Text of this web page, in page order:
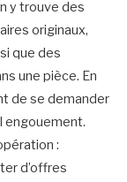
y trouve des
originaux,
que des
une pièce. En
de se demander
engouement.
:
d’offres